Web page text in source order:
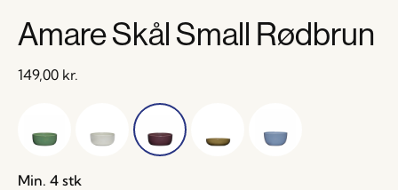
Amare Skål Small Rødbrun
149,00 kr.
Min. 4 stk